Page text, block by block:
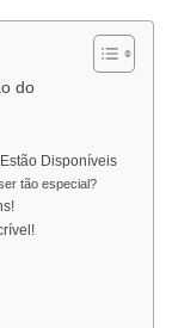
do
Disponíveis
tão especial?